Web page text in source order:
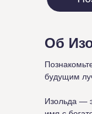
будущим
Изольда —
Об